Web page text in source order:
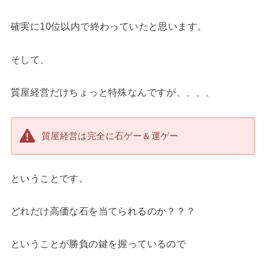
確実に10位以内で終わっていたと思います。
そして、
質屋経営だけちょっと特殊なんですが、、、、
質屋経営は完全に石ゲー＆運ゲー
ということです。
どれだけ高価な石を当てられるのか？？？
ということが勝負の鍵を握っているので